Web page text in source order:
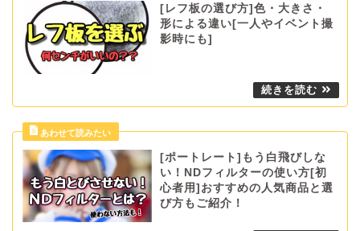
[レフ板の選び方]色・大きさ・
形による違い[一人やイベント撮
影時にも]
[ポートレート]もう白飛びしな
い！NDフィルターの使い方[初
心者用]おすすめの人気商品と選
び方もご紹介！